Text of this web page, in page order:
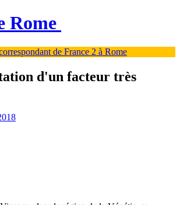
Rome
de France 2 à Rome
d'un facteur très